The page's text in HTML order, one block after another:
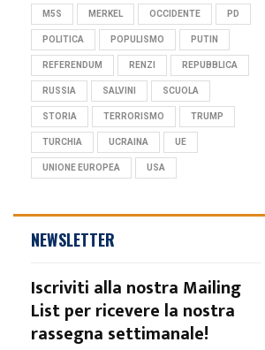
M5S MERKEL OCCIDENTE PD
POLITICA POPULISMO PUTIN
REFERENDUM RENZI REPUBBLICA
RUSSIA SALVINI SCUOLA
STORIA TERRORISMO TRUMP
TURCHIA UCRAINA UE
UNIONE EUROPEA USA
NEWSLETTER
Iscriviti alla nostra Mailing
List per ricevere la nostra
rassegna settimanale!